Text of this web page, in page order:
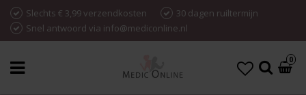
Slechts € 3,99 verzendkosten
30 dagen ruiltermijn
Snel antwoord via info@mediconline.nl
0